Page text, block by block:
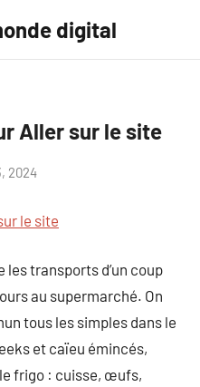
digital
Aller sur le site
2024
le site
les transports d’un coup
au supermarché. On
tous les simples dans le
et caïeu émincés,
frigo : cuisse, œufs,